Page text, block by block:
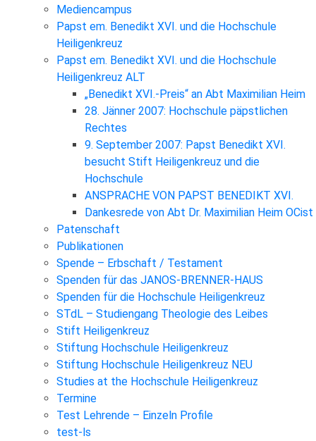
Mediencampus
Papst em. Benedikt XVI. und die Hochschule
Heiligenkreuz
Papst em. Benedikt XVI. und die Hochschule
Heiligenkreuz ALT
„Benedikt XVI.-Preis“ an Abt Maximilian Heim
28. Jänner 2007: Hochschule päpstlichen
Rechtes
9. September 2007: Papst Benedikt XVI.
besucht Stift Heiligenkreuz und die
Hochschule
ANSPRACHE VON PAPST BENEDIKT XVI.
Dankesrede von Abt Dr. Maximilian Heim OCist
Patenschaft
Publikationen
Spende – Erbschaft / Testament
Spenden für das JANOS-BRENNER-HAUS
Spenden für die Hochschule Heiligenkreuz
STdL – Studiengang Theologie des Leibes
Stift Heiligenkreuz
Stiftung Hochschule Heiligenkreuz
Stiftung Hochschule Heiligenkreuz NEU
Studies at the Hochschule Heiligenkreuz
Termine
Test Lehrende – Einzeln Profile
test-ls